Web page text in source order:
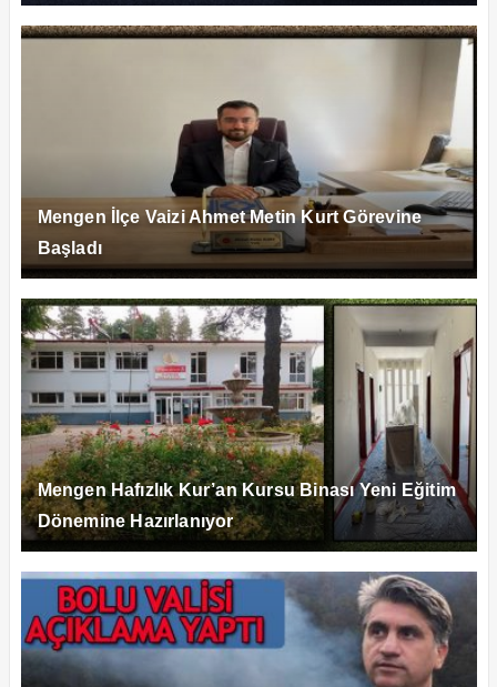
Mengen İlçe Vaizi Ahmet Metin Kurt Görevine
Başladı
Mengen Hafızlık Kur’an Kursu Binası Yeni Eğitim
Dönemine Hazırlanıyor